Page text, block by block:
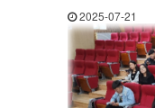
2025-07-21